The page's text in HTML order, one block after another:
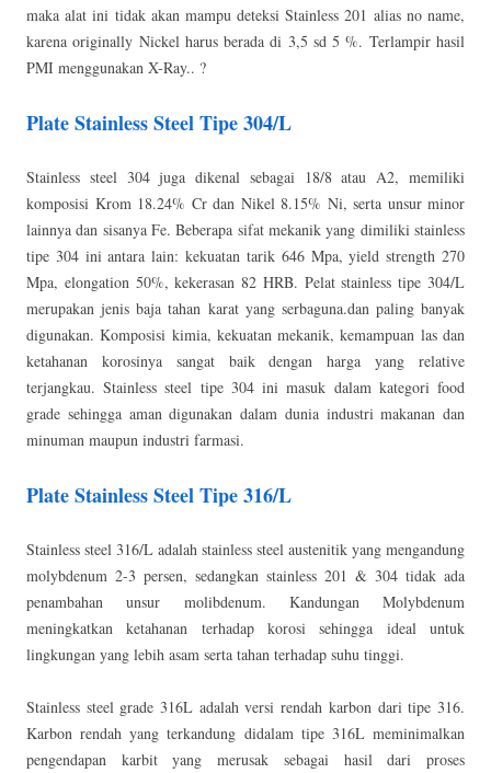
maka alat ini tidak akan mampu deteksi Stainless 201 alias no name,
karena originally Nickel harus berada di 3,5 sd 5 %. Terlampir hasil
PMI menggunakan X-Ray.. ?
Plate Stainless Steel Tipe 304/L
Stainless steel 304 juga dikenal sebagai 18/8 atau A2, memiliki
komposisi Krom 18.24% Cr dan Nikel 8.15% Ni, serta unsur minor
lainnya dan sisanya Fe. Beberapa sifat mekanik yang dimiliki stainless
tipe 304 ini antara lain: kekuatan tarik 646 Mpa, yield strength 270
Mpa, elongation 50%, kekerasan 82 HRB. Pelat stainless tipe 304/L
merupakan jenis baja tahan karat yang serbaguna.dan paling banyak
digunakan. Komposisi kimia, kekuatan mekanik, kemampuan las dan
ketahanan korosinya sangat baik dengan harga yang relative
terjangkau. Stainless steel tipe 304 ini masuk dalam kategori food
grade sehingga aman digunakan dalam dunia industri makanan dan
minuman maupun industri farmasi.
Plate Stainless Steel Tipe 316/L
Stainless steel 316/L adalah stainless steel austenitik yang mengandung
molybdenum 2-3 persen, sedangkan stainless 201 & 304 tidak ada
penambahan unsur molibdenum. Kandungan Molybdenum
meningkatkan ketahanan terhadap korosi sehingga ideal untuk
lingkungan yang lebih asam serta tahan terhadap suhu tinggi.
Stainless steel grade 316L adalah versi rendah karbon dari tipe 316.
Karbon rendah yang terkandung didalam tipe 316L meminimalkan
pengendapan karbit yang merusak sebagai hasil dari proses